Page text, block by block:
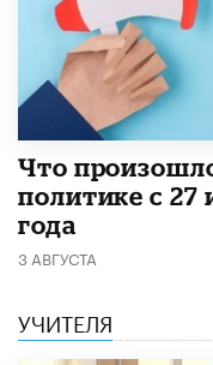
​Что
политике с 27
года
3 АВГУСТА
УЧИТЕЛЯ